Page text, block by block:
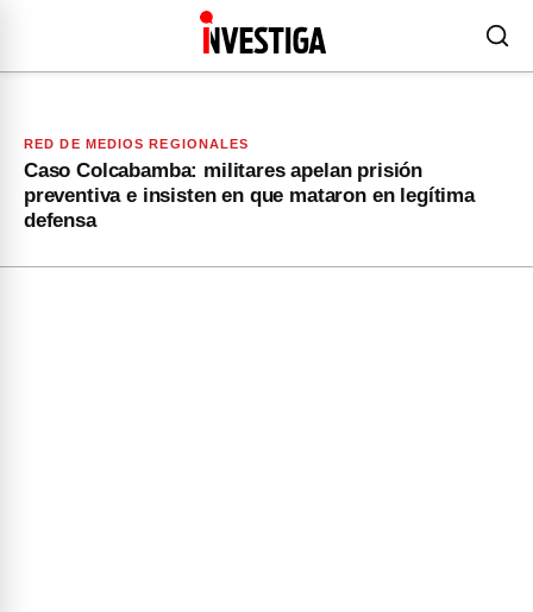
RED DE MEDIOS REGIONALES
Caso Colcabamba: militares apelan prisión
preventiva e insisten en que mataron en legítima
defensa